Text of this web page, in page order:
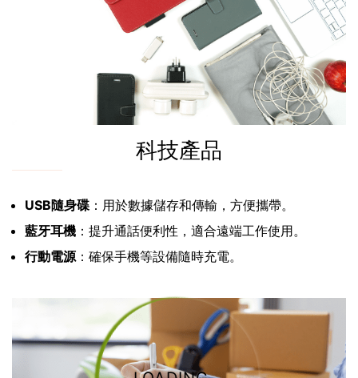
科技產品
USB隨身碟 ：用於數據儲存和傳輸，方便攜帶。
藍牙耳機 ：提升通話便利性，適合遠端工作使用。
行動電源：確保手機等設備隨時充電。